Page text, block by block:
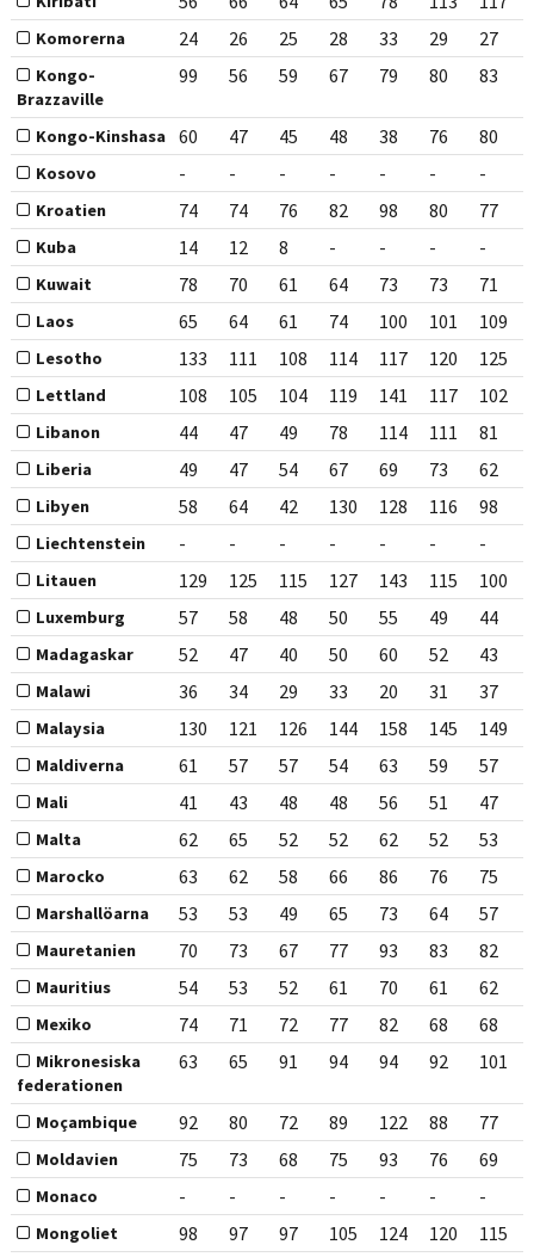
Komorerna 24 26 25 28 33 29 27
Kongo-
Brazzaville
99 56 59 67 79 80 83
Kongo-Kinshasa 60 47 45 48 38 76 80
Kosovo - - - - - - -
Kroatien 74 74 76 82 98 80 77
Kuba 14 12 8 - - - -
Kuwait 78 70 61 64 73 73 71
Laos 65 64 61 74 100 101 109
Lesotho 133 111 108 114 117 120 125
Lettland 108 105 104 119 141 117 102
Libanon 44 47 49 78 114 111 81
Liberia 49 47 54 67 69 73 62
Libyen 58 64 42 130 128 116 98
Liechtenstein - - - - - - -
Litauen 129 125 115 127 143 115 100
Luxemburg 57 58 48 50 55 49 44
Madagaskar 52 47 40 50 60 52 43
Malawi 36 34 29 33 20 31 37
Malaysia 130 121 126 144 158 145 149
Maldiverna 61 57 57 54 63 59 57
Mali 41 43 48 48 56 51 47
Malta 62 65 52 52 62 52 53
Marocko 63 62 58 66 86 76 75
Marshallöarna 53 53 49 65 73 64 57
Mauretanien 70 73 67 77 93 83 82
Mauritius 54 53 52 61 70 61 62
Mexiko 74 71 72 77 82 68 68
Mikronesiska
federationen
63 65 91 94 94 92 101
Moçambique 92 80 72 89 122 88 77
Moldavien 75 73 68 75 93 76 69
Monaco - - - - - - -
Mongoliet 98 97 97 105 124 120 115